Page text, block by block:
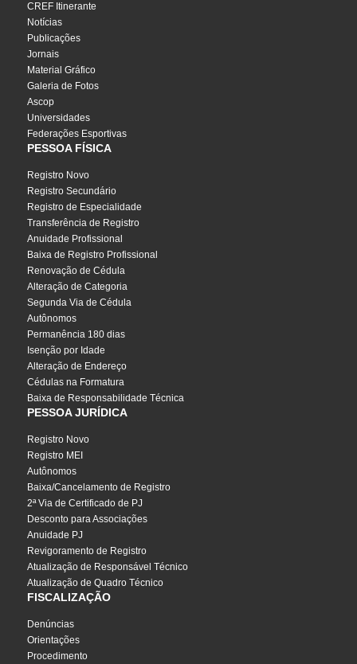
CREF Itinerante
Notícias
Publicações
Jornais
Material Gráfico
Galeria de Fotos
Ascop
Universidades
Federações Esportivas
PESSOA FÍSICA
Registro Novo
Registro Secundário
Registro de Especialidade
Transferência de Registro
Anuidade Profissional
Baixa de Registro Profissional
Renovação de Cédula
Alteração de Categoria
Segunda Via de Cédula
Autônomos
Permanência 180 dias
Isenção por Idade
Alteração de Endereço
Cédulas na Formatura
Baixa de Responsabilidade Técnica
PESSOA JURÍDICA
Registro Novo
Registro MEI
Autônomos
Baixa/Cancelamento de Registro
2ª Via de Certificado de PJ
Desconto para Associações
Anuidade PJ
Revigoramento de Registro
Atualização de Responsável Técnico
Atualização de Quadro Técnico
FISCALIZAÇÃO
Denúncias
Orientações
Procedimento